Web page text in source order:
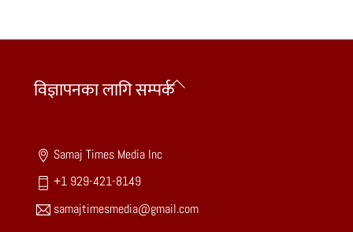
Back
विज्ञापनका लागि सम्पर्क
Samaj Times Media Inc
+1 929-421-8149
samajtimesmedia@gmail.com